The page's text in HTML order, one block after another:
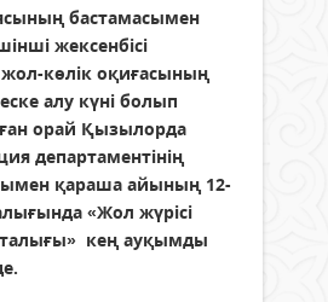
бастамасымен
жексенбісі
жол-көлік оқиғасының
алу күні болып
орай Қызылорда
департаментінің
қараша айының 12-
«Жол жүрісі
кең ауқымды